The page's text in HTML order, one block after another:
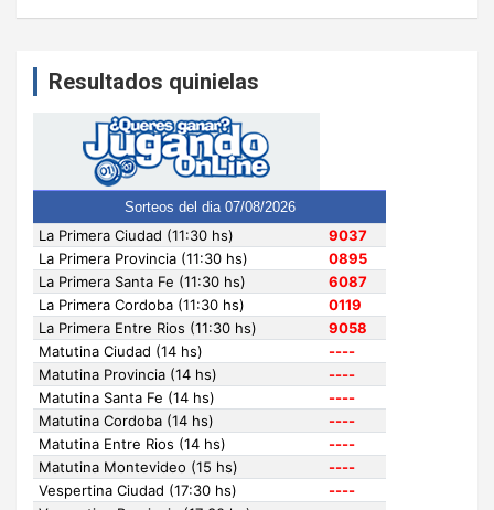
Resultados quinielas